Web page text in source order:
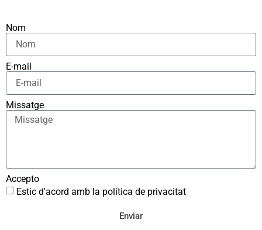
Nom
E-mail
Missatge
Accepto
Estic d'acord amb la política de privacitat
Enviar